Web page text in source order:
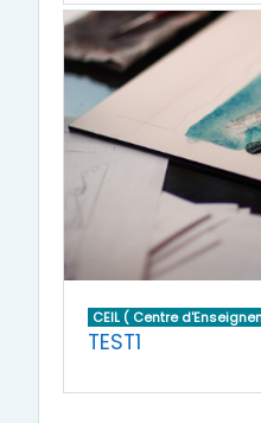
CEIL ( Centre
TEST1